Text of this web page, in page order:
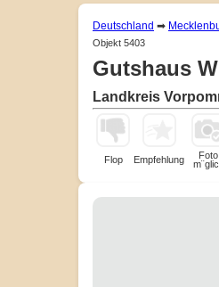
Deutschland ➡
Objekt 5403
Gutshaus
Landkreis
Flop Empfehlung
Foto